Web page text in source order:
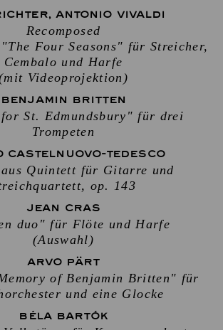
ANTONIO VIVALDI
Recomposed
Four Seasons" für Streicher,
Cembalo und Harfe
Videoprojektion)
BENJAMIN BRITTEN
St. Edmundsbury" für drei
Trompeten
CASTELNUOVO-TEDESCO
Quintett für Gitarre und
op. 143
JEAN CRAS
duo" für Flöte und Harfe
(Auswahl)
ARVO PÄRT
of Benjamin Britten" für
und eine Glocke
BÉLA BARTÓK